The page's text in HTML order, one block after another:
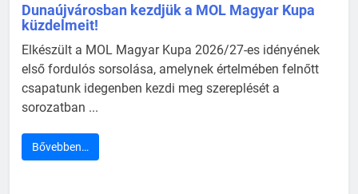
Dunaújvárosban kezdjük a MOL Magyar Kupa
küzdelmeit!
Elkészült a MOL Magyar Kupa 2026/27-es idényének
első fordulós sorsolása, amelynek értelmében felnőtt
csapatunk idegenben kezdi meg szereplését a
sorozatban ...
Bővebben…